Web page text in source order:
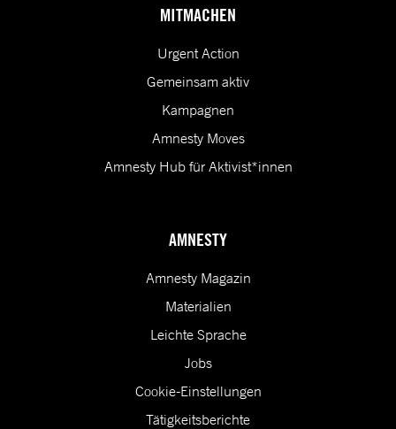
MITMACHEN
Urgent Action
Gemeinsam aktiv
Kampagnen
Amnesty Moves
Amnesty Hub für Aktivist*innen
AMNESTY
Amnesty Magazin
Materialien
Leichte Sprache
Jobs
Cookie-Einstellungen
Tätigkeitsberichte